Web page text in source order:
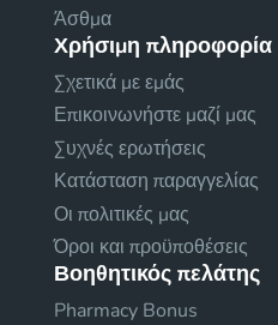
Άσθμα
Χρήσιμη πληροφορία
Σχετικά με εμάς
Επικοινωνήστε μαζί μας
Συχνές ερωτήσεις
Κατάσταση παραγγελίας
Οι πολιτικές μας
Όροι και προϋποθέσεις
Βοηθητικός πελάτης
Pharmacy Bonus